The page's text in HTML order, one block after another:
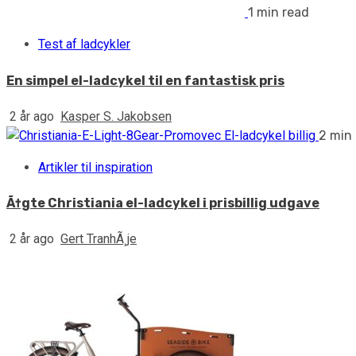
1 min read
Test af ladcykler
En simpel el-ladcykel til en fantastisk pris
2 år ago Kasper S. Jakobsen
2 min
Artikler til inspiration
Ã†gte Christiania el-ladcykel i prisbillig udgave
2 år ago Gert TranhÃ¸je